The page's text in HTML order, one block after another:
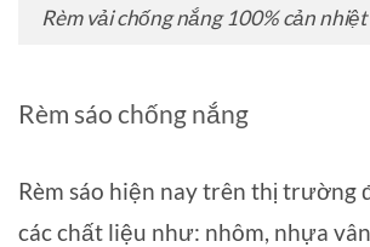
Rèm vải chống nắng 100% cản
Rèm sáo chống nắng
Rèm sáo hiện nay trên thị trường
các chất liệu như: nhôm, nhựa